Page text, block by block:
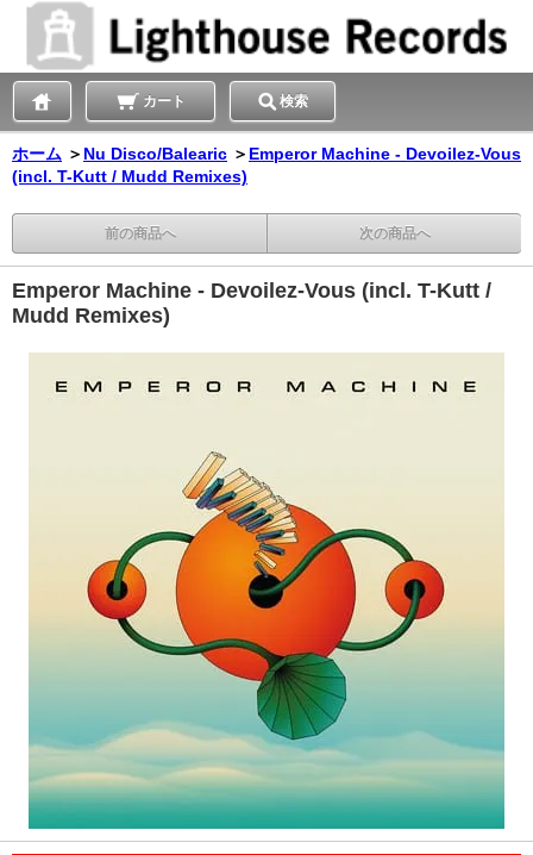
カート 検索
ホーム ＞ Nu Disco/Balearic ＞ Emperor Machine - Devoilez-Vous
(incl. T-Kutt / Mudd Remixes)
前の商品へ 次の商品へ
Emperor Machine - Devoilez-Vous (incl. T-Kutt /
Mudd Remixes)